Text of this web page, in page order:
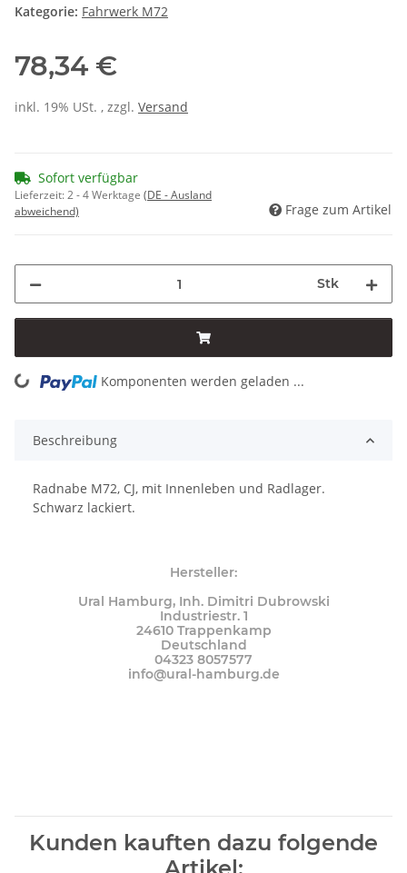
Kategorie: Fahrwerk M72
78,34 €
inkl. 19% USt. , zzgl. Versand
Sofort verfügbar
Lieferzeit:2 - 4 Werktage (DE - Ausland
abweichend)
Frage zum Artikel
Stk
Loading... Komponenten werden geladen ...
Beschreibung
Radnabe M72, CJ, mit Innenleben und Radlager.
Schwarz lackiert.
Hersteller:
Ural Hamburg, Inh. Dimitri Dubrowski
Industriestr. 1
24610 Trappenkamp
Deutschland
04323 8057577
info@ural-hamburg.de
Kunden kauften dazu folgende